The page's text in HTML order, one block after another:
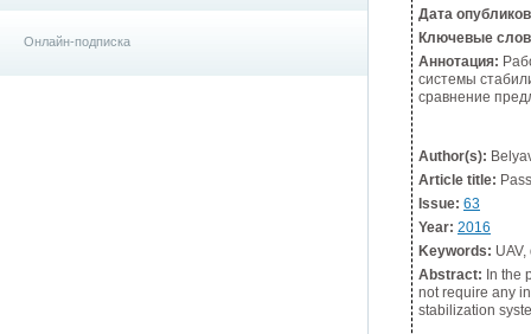
Онлайн-подписка
Дата
Ключевые
Аннотация:
системы
сравнение
Author(s):
Article title:
Issue: 63
Year: 2016
Keywords:
Abstract: In the
not require any
stabilization